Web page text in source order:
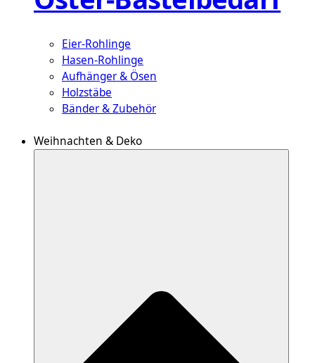
Eier-Rohlinge
Hasen-Rohlinge
Aufhänger & Ösen
Holzstäbe
Bänder & Zubehör
Weihnachten & Deko